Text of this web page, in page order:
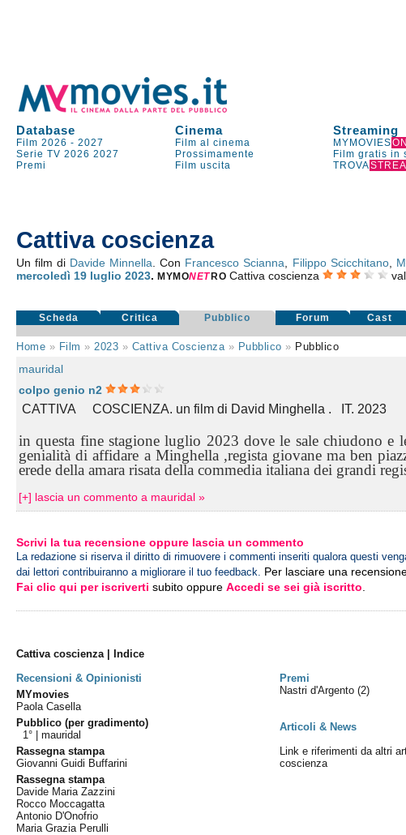
Database Cinema Streaming
Film 2026 -2027 Film al cinema MYMOVIES
Serie TV 2026 2027 Prossimamente Film gratis in
Premi
Film uscita TROVA
Cattiva coscienza
Un film di Davide Minnella . Con Francesco Scianna Filippo Scicchitano,
mercoledì 19 luglio 2023.MYMONET RO Cattiva coscienza
Scheda Critica Pubblico Forum Cast
Home » Film » 2023 » Cattiva Coscienza» Pubblico » Pubblico
mauridal
colpo genio n2
CATTIVA COSCIENZA. un film di David Minghella . IT. 2023
in questa fine stagione luglio 2023 dove le sale chiudono e
genialitàdi affidare a Minghella ,regista giovane ma ben
erede della amara risata della commedia italiana dei grandi
[+] lascia un commento a mauridal »
Scrivi la tua recensione oppure lascia un commento
La redazione si riserva il diritto di rimuovere i commenti inseriti qualora questi
dai lettori contribuiranno a migliorare il tuo feedback. Per lasciare una
Fai clic qui per iscriverti subito oppureAccedi se sei già iscritto
Cattiva coscienza | Indice
Recensioni & Opinionisti
Premi
MYmovies
Paola Casella
Pubblico (per gradimento)
1° |mauridal
Rassegna stampa
Giovanni Guidi Buffarini
Rassegna stampa
Davide Maria Zazzini
Rocco Moccagatta
Antonio D'Onofrio
Maria Grazia Perulli
Nastri d'Argento(2)
Articoli & News
Link e riferimenti da altri
coscienza